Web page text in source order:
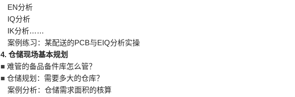
EN分析
IQ分析
IK分析……
案例练习：某配送的PCB与EIQ分析实操
4. 仓储现场基本规划
■ 难管的备品备件库怎么管？
■ 仓储规划：需要多大的仓库？
案例分析：仓储需求面积的核算